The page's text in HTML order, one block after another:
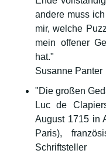
andere muss
mir, welche
mein offener
hat."
Susanne Panter
"Die großen
Luc de
August 1715 in
Paris),
Schriftsteller